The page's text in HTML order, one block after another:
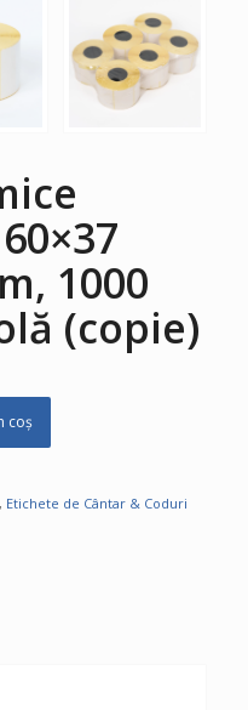
1000
(copie)
coș
, Etichete de Cântar & Coduri